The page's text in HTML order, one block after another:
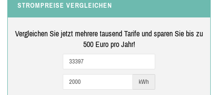
STROMPREISE VERGLEICHEN
Vergleichen Sie jetzt mehrere tausend Tarife und sparen Sie bis zu
500 Euro pro Jahr!
kWh